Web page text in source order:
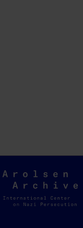
Arolsen
Archives